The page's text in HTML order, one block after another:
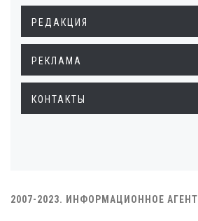
РЕДАКЦИЯ
РЕКЛАМА
КОНТАКТЫ
2007-2023. ИНФОРМАЦИОННОЕ